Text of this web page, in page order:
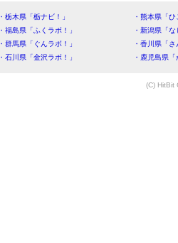
・栃木県「栃ナビ！」
・熊本県「
・福島県「ふくラボ！」
・新潟県「
・群馬県「ぐんラボ！」
・香川県「
・石川県「金沢ラボ！」
・鹿児島県
(C) HitBit